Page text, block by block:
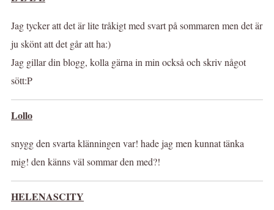
Jag tycker att det är lite tråkigt med svart på sommaren men det är
ju skönt att det går att ha:)
Jag gillar din blogg, kolla gärna in min också och skriv något
sött:P
Lollo
snygg den svarta klänningen var! hade jag men kunnat tänka
mig! den känns väl sommar den med?!
HELENASCITY